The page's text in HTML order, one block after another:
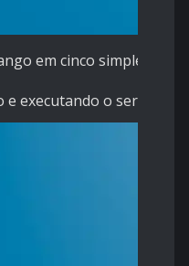
em cinco simples
executando o servidor